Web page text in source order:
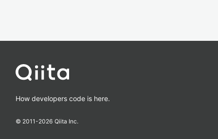
How developers code is here.
© 2011-2026 Qiita Inc.